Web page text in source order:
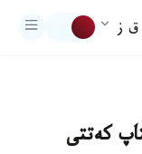
ق ز
كەتتى